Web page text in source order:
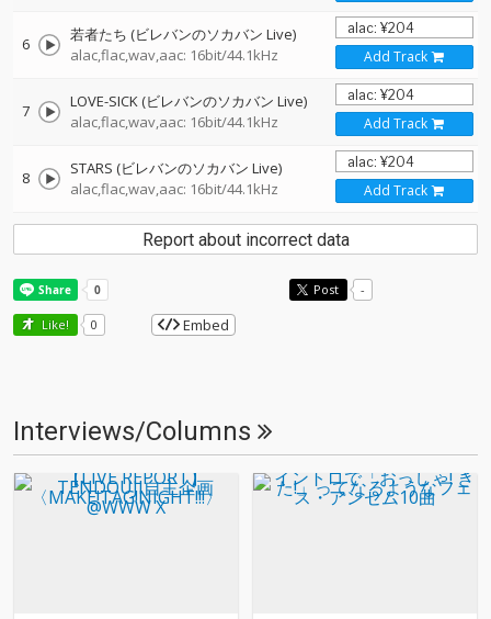
6
若者たち (ビレバンのソカバン Live)
alac,flac,wav,aac: 16bit/44.1kHz
Add Track
7
LOVE-SICK (ビレバンのソカバン Live)
alac,flac,wav,aac: 16bit/44.1kHz
Add Track
8
STARS (ビレバンのソカバン Live)
alac,flac,wav,aac: 16bit/44.1kHz
Add Track
Report about incorrect data
Post -
Like! 0 Embed
Interviews/Columns